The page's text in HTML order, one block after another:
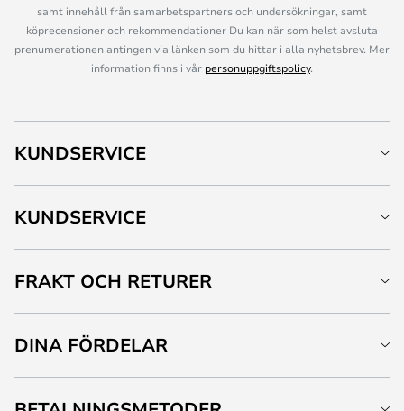
samt innehåll från samarbetspartners och undersökningar, samt
köprecensioner och rekommendationer Du kan när som helst avsluta
prenumerationen antingen via länken som du hittar i alla nyhetsbrev. Mer
information finns i vår personuppgiftspolicy.
KUNDSERVICE
KUNDSERVICE
FRAKT OCH RETURER
DINA FÖRDELAR